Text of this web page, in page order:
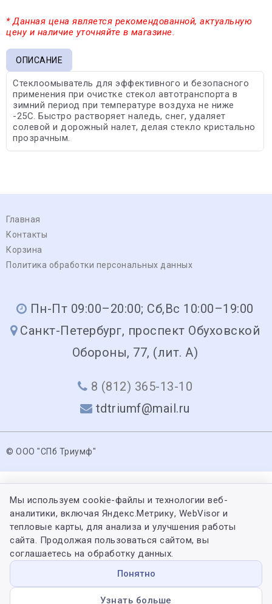
* Данная цена является рекомендованной, актуальную
цену и наличие уточняйте в магазине.
ОПИСАНИЕ
Стеклоомыватель для эффективного и безопасного
применения при очистке стекол автотранспорта в
зимний период при температуре воздуха не ниже
-25С. Быстро растворяет наледь, снег, удаляет
солевой и дорожный налет, делая стекло кристально
прозрачным.
Главная
Контакты
Корзина
Политика обработки персональных данных
Пн-Пт 09:00–20:00; Сб,Вс 10:00–19:00
Санкт-Петербург, проспект Обуховской
Обороны, 77, (лит. А)
8 (812) 365-13-10
tdtriumf@mail.ru
© ООО "СПб Триумф"
Мы используем cookie-файлы и технологии веб-
аналитики, включая Яндекс.Метрику, WebVisor и
тепловые карты, для анализа и улучшения работы
сайта. Продолжая пользоваться сайтом, вы
соглашаетесь на обработку данных.
Понятно
Узнать больше